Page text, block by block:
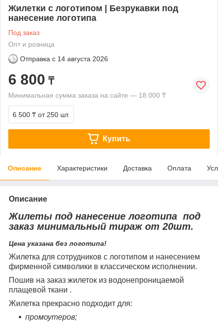
Жилетки с логотипом | Безрукавки под
нанесение логотипа
Под заказ
Опт и розница
Отправка с 14 августа 2026
6 800 ₸
Минимальная сумма заказа на сайте — 18 000 ₸
6 500 ₸ от 250 шт.
Купить
Описание Характеристики Доставка Оплата
Описание
Жилеты под нанесение логотипа под
заказ минимальный тираж от 20шт.
Цена указана без логотипа!
Жилетка для сотрудников с логотипом и нанесением
фирменной символики в классическом исполнении.
Пошив на заказ жилеток из водонепроницаемой
плащевой ткани .
Жилетка прекрасно подходит для:
промоутеров;